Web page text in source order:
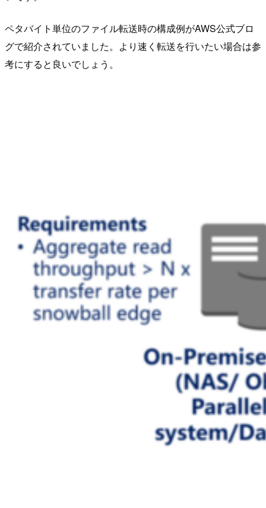
ペタバイト単位のファイル転送時の構成例がAWS公式ブロ
グで紹介されていました。より速く転送を行いたい場合は参
考にすると良いでしょう。